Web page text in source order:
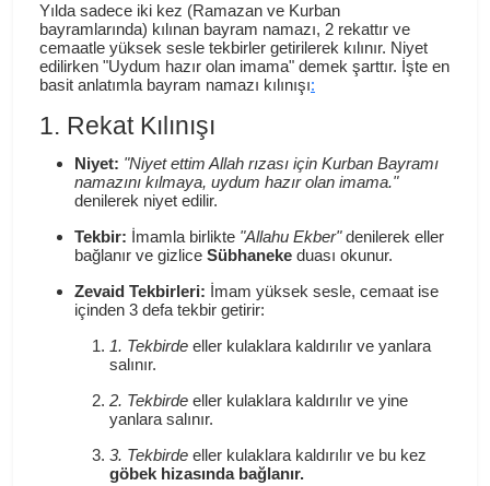
Yılda sadece iki kez (Ramazan ve Kurban
bayramlarında) kılınan bayram namazı, 2 rekattır ve
cemaatle yüksek sesle tekbirler getirilerek kılınır. Niyet
edilirken "Uydum hazır olan imama" demek şarttır. İşte en
basit anlatımla bayram namazı kılınışı:
1. Rekat Kılınışı
Niyet: "Niyet ettim Allah rızası için Kurban Bayramı
namazını kılmaya, uydum hazır olan imama."
denilerek niyet edilir.
Tekbir: İmamla birlikte "Allahu Ekber"denilerek eller
bağlanır ve gizlice Sübhaneke duası okunur.
Zevaid Tekbirleri: İmam yüksek sesle, cemaat ise
içinden 3 defa tekbir getirir:
1. Tekbirde eller kulaklara kaldırılır ve yanlara
salınır.
2. Tekbirde eller kulaklara kaldırılır ve yine
yanlara salınır.
3. Tekbirde eller kulaklara kaldırılır ve bu kez
göbek hizasında bağlanır.